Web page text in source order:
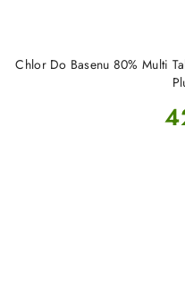
Chlor Do Basenu 80% Multi